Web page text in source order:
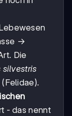
→
Die
silvestris
- das nennt